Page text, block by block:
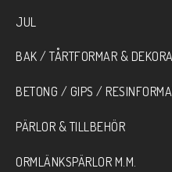
JUL
BAK / TÅRTFORMAR &
BETONG / GIPS /
PÄRLOR & TILLBEHÖR
ORMLÄNKSPÄRLOR M.M.